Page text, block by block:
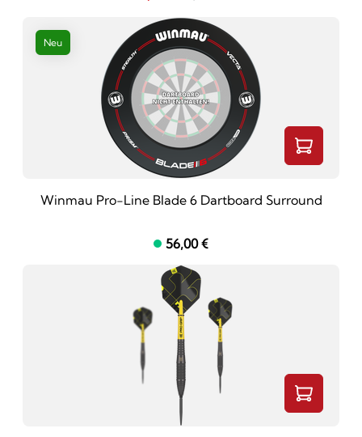
Neu
Winmau Pro-Line Blade 6 Dartboard Surround
56,00 €